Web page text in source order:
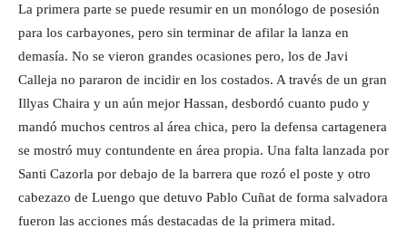
La primera parte se puede resumir en un monólogo de posesión
para los carbayones, pero sin terminar de afilar la lanza en
demasía. No se vieron grandes ocasiones pero, los de Javi
Calleja no pararon de incidir en los costados. A través de un gran
Illyas Chaira y un aún mejor Hassan, desbordó cuanto pudo y
mandó muchos centros al área chica, pero la defensa cartagenera
se mostró muy contundente en área propia. Una falta lanzada por
Santi Cazorla por debajo de la barrera que rozó el poste y otro
cabezazo de Luengo que detuvo Pablo Cuñat de forma salvadora
fueron las acciones más destacadas de la primera mitad.